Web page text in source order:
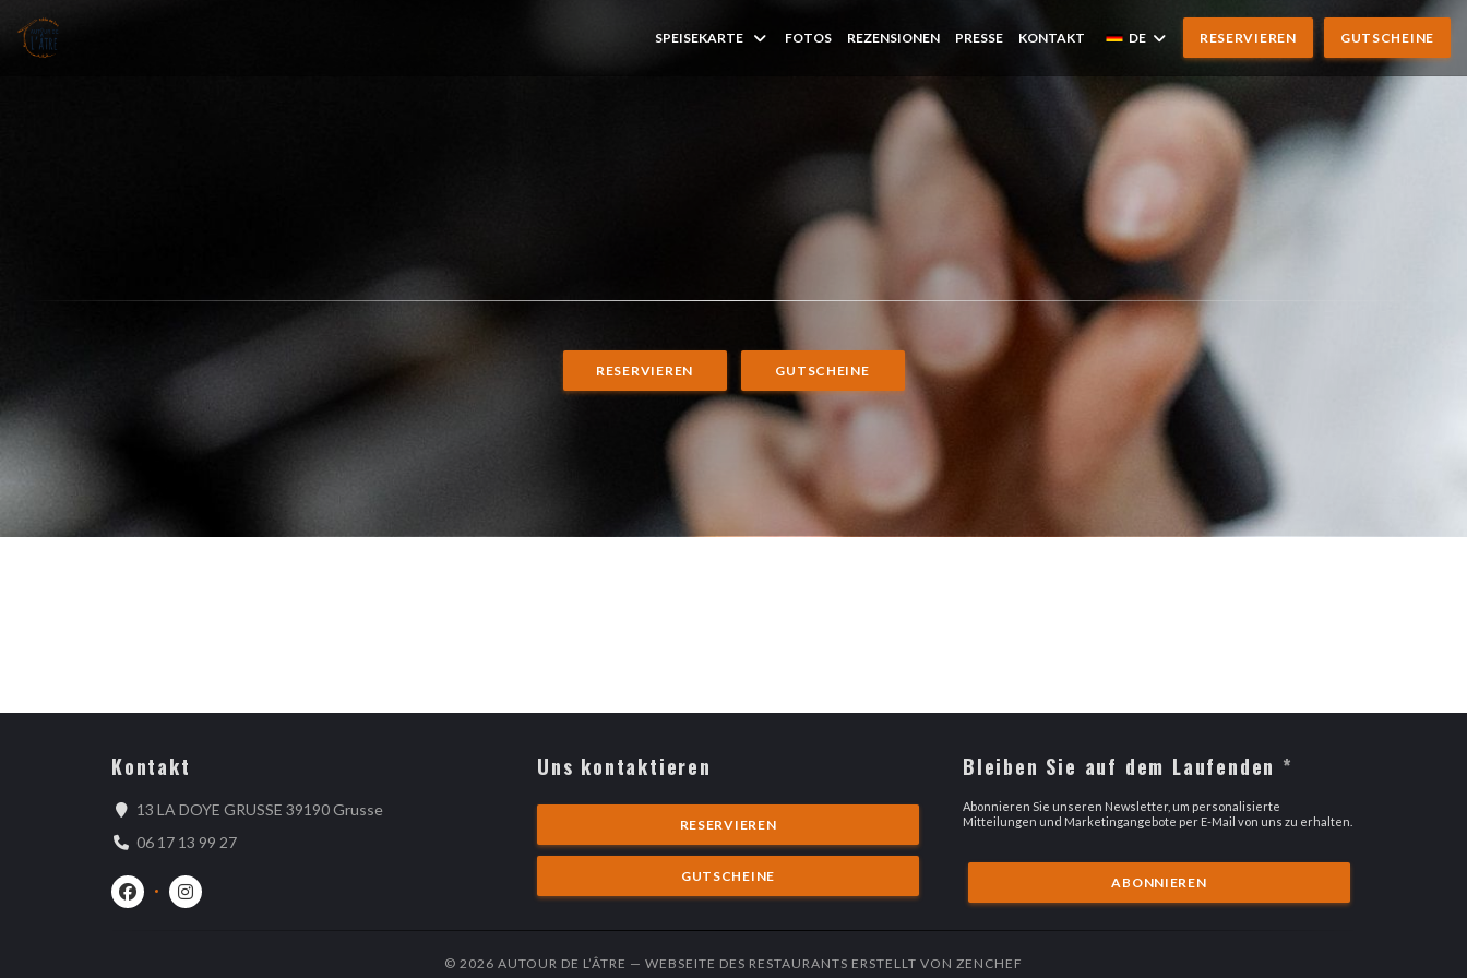
SPEISEKARTE FOTOS REZENSIONEN PRESSE KONTAKT DE RESERVIEREN GUTSCHEINE
RESERVIEREN GUTSCHEINE
Kontakt
13 LA DOYE GRUSSE 39190 Grusse((öffnet ein neues Fenster))
06 17 13 99 27
Facebook ((öffnet ein neues Fenster))
Instagram ((öffnet ein neues Fenster))
Uns kontaktieren
RESERVIEREN
GUTSCHEINE
Bleiben Sie auf dem Laufenden *
Abonnieren Sie unseren Newsletter, um personalisierte
Mitteilungen und Marketingangebote per E-Mail von uns zu erhalten.
ABONNIEREN
© 2026 AUTOUR DE L’ÂTRE — WEBSEITE DES RESTAURANTS ERSTELLT VON ZENCHEF